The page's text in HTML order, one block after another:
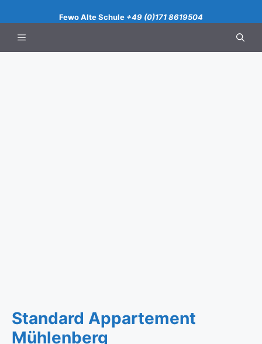
Inhalt
springen
Fewo Alte Schule +49 (0)171 8619504
Menü
Standard Appartement
Mühlenberg